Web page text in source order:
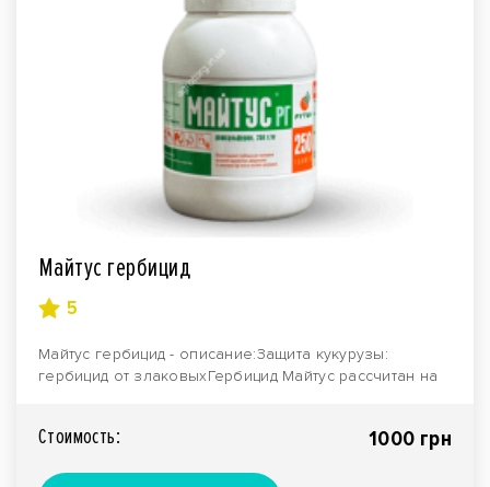
Майтус гербицид
5
Майтус гербицид - описание:Защита кукурузы:
гербицид от злаковыхГербицид Майтус рассчитан на
Стоимость: 1000 грн